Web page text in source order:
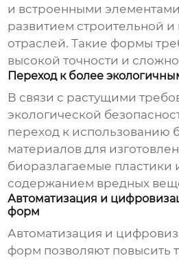
и встроенными
развитием строительной
отраслей. Такие формы
высокой точности и
Переход к более
В связи с растущими
экологической
переход к использованию
материалов для
биоразлагаемые пластики
содержанием вредных
Автоматизация и
форм
Автоматизация и
форм позволяют повысить